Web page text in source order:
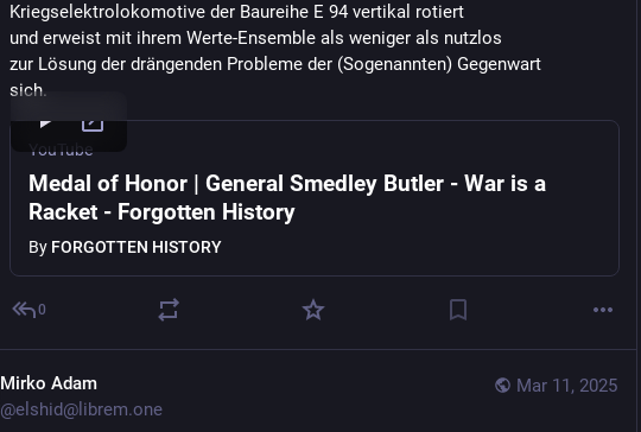
Kriegselektrolokomotive der Baureihe E 94 vertikal rotiert
und erweist mit ihrem Werte-Ensemble als weniger als nutzlos
zur Lösung der drängenden Probleme der (Sogenannten) Gegenwart
sich.
YouTube
Medal of Honor | General Smedley Butler - War is a
Racket - Forgotten History
By FORGOTTEN HISTORY
0
Mar 11, 2025
Mirko Adam
@elshid@librem.one